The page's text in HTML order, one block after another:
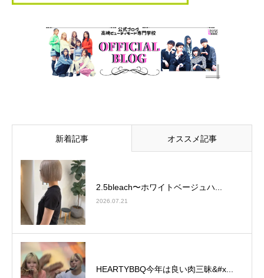
新着記事 オススメ記事
2.5bleach〜ホワイトベージュ⁡ハ...
2026.07.21
HEARTYBBQ今年は良い肉三昧&#x...